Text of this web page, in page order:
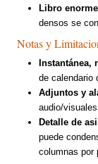
Libro
densos se
Notas y
Instantánea,
de calendario
Adjuntos y
audio/
Detalle de
puede
columnas por